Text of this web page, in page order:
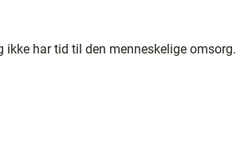
har tid til den menneskelige omsorg.